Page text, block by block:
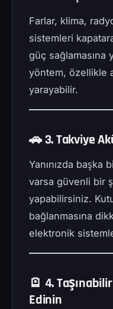
Farlar, klima,
sistemleri
güç sağlamasına
yöntem, özellikle
yarayabilir.
🚗 3. Takviye
Yanınızda başka
varsa güvenli bir
yapabilirsiniz.
bağlanmasına
elektronik
🪫 4.
Edinin